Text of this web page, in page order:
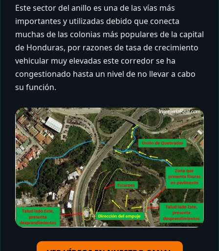
Este sector del anillo es una de las vías más
importantes y utilizadas debido que conecta
muchas de las colonias más populares de la capital
de Honduras, por razones de tasa de crecimiento
vehicular muy elevadas este corredor se ha
congestionado hasta un nivel de no llevar a cabo
su función.